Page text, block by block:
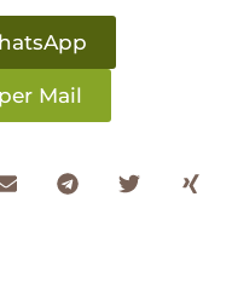
Mail